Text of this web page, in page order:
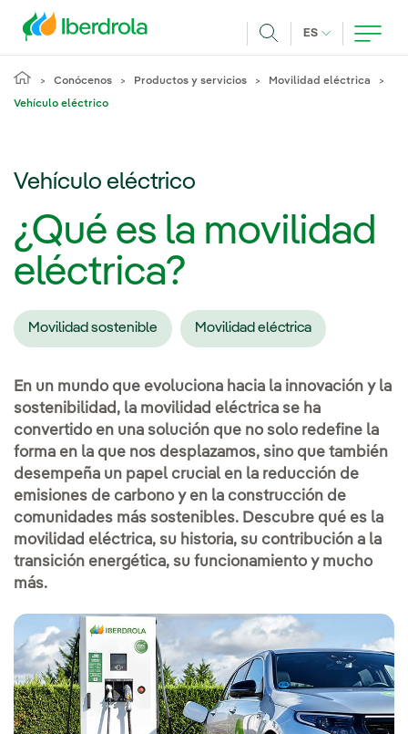
ES IDIOMA
Conócenos Productos y servicios Movilidad eléctrica
Vehículo eléctrico
Vehículo eléctrico
¿Qué es la movilidad
eléctrica?
Movilidad sostenible Movilidad eléctrica
En un mundo que evoluciona hacia la innovación y la
sostenibilidad, la movilidad eléctrica se ha
convertido en una solución que no solo redefine la
forma en la que nos desplazamos, sino que también
desempeña un papel crucial en la reducción de
emisiones de carbono y en la construcción de
comunidades más sostenibles. Descubre qué es la
movilidad eléctrica, su historia, su contribución a la
transición energética, su funcionamiento y mucho
más.